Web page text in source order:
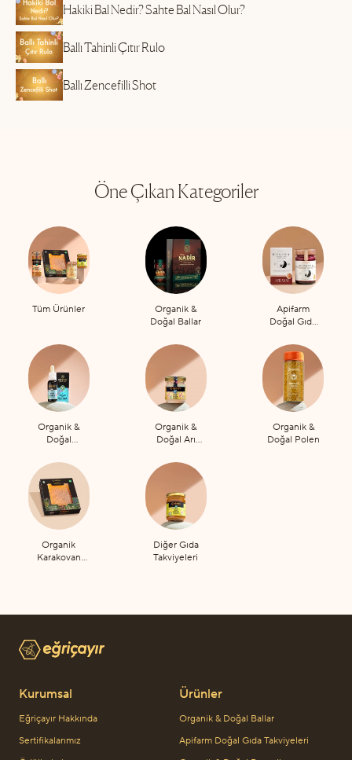
Hakiki Bal Nedir? Sahte Bal Nasıl Olur?
Ballı Tahinli Çıtır Rulo
Ballı Zencefilli Shot
Öne Çıkan Kategoriler
Tüm Ürünler
Organik &
Doğal Ballar
Apifarm
Doğal Gıda
Organik &
Doğal
Organik &
Doğal Arı
Organik &
Doğal Polen
Organik
Karakovan
Diğer Gıda
Takviyeleri
Kurumsal
Eğriçayır Hakkında
Sertifikalarımız
Ürünler
Organik & Doğal Ballar
Apifarm Doğal Gıda Takviyeleri